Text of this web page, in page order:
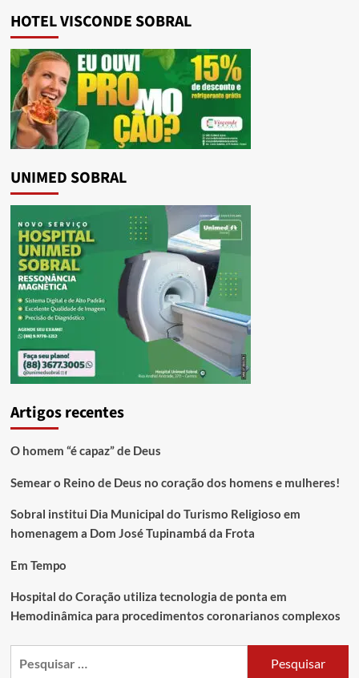
HOTEL VISCONDE SOBRAL
UNIMED SOBRAL
Artigos recentes
O homem “é capaz” de Deus
Semear o Reino de Deus no coração dos homens e mulheres!
Sobral institui Dia Municipal do Turismo Religioso em
homenagem a Dom José Tupinambá da Frota
Em Tempo
Hospital do Coração utiliza tecnologia de ponta em
Hemodinâmica para procedimentos coronarianos complexos